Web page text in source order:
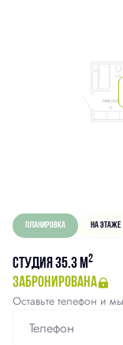
Планировка На этаже
Студия 35.3 м2
забронирована
Оставьте телефон и